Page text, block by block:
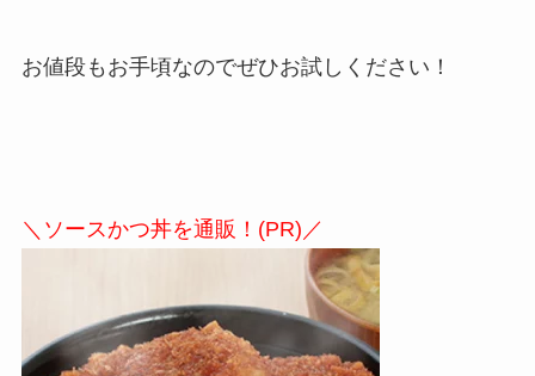
お値段もお手頃なのでぜひお試しください！
＼ソースかつ丼を通販！(PR)／